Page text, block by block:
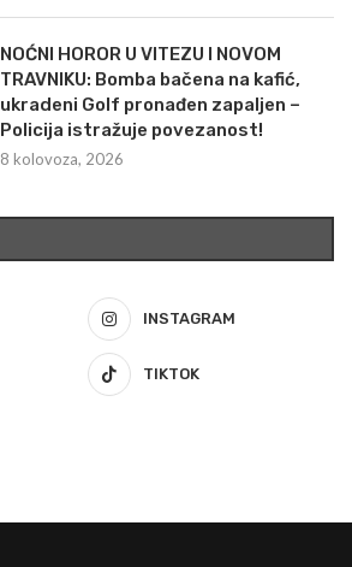
NOĆNI HOROR U VITEZU I NOVOM
TRAVNIKU: Bomba bačena na kafić,
ukradeni Golf pronađen zapaljen –
Policija istražuje povezanost!
8 kolovoza, 2026
INSTAGRAM
TIKTOK